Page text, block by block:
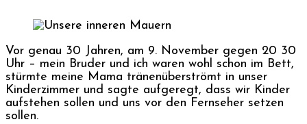
Vor genau 30 Jahren, am 9. November gegen 20 30
Uhr – mein Bruder und ich waren wohl schon im Bett,
stürmte meine Mama tränenüberströmt in unser
Kinderzimmer und sagte aufgeregt, dass wir Kinder
aufstehen sollen und uns vor den Fernseher setzen
sollen.